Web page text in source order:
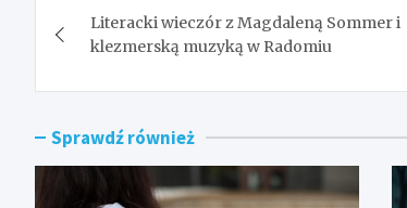
wpisu
Literacki wieczór z Magdaleną Sommer i
klezmerską muzyką w Radomiu
Sprawdź również